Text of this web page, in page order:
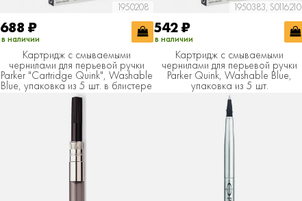
1950208
688₽
в наличии
Картридж с смываемыми
чернилами для перьевой ручки
Parker "Cartridge Quink", Washable
Blue, упаковка из 5 шт. в блистере
1950383, S0116210
542₽
в наличии
Картридж с смываемыми
чернилами для перьевой ручки
Parker Quink, Washable Blue,
упаковка из 5 шт.